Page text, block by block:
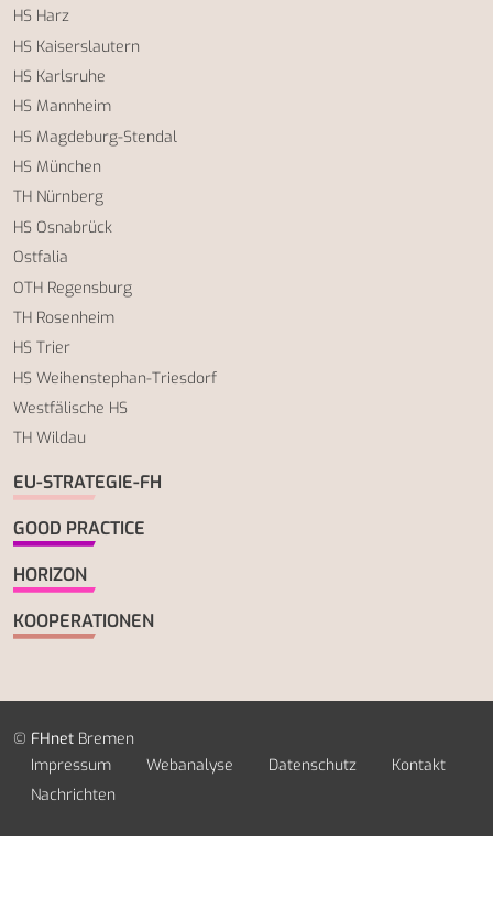
HS Harz
HS Kaiserslautern
HS Karlsruhe
HS Mannheim
HS Magdeburg-Stendal
HS München
TH Nürnberg
HS Osnabrück
Ostfalia
OTH Regensburg
TH Rosenheim
HS Trier
HS Weihenstephan-Triesdorf
Westfälische HS
TH Wildau
EU-STRATEGIE-FH
GOOD PRACTICE
HORIZON
KOOPERATIONEN
© FHnet Bremen
Impressum
Webanalyse Datenschutz
Kontakt
Nachrichten